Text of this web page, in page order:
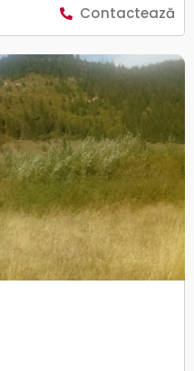
Contactează